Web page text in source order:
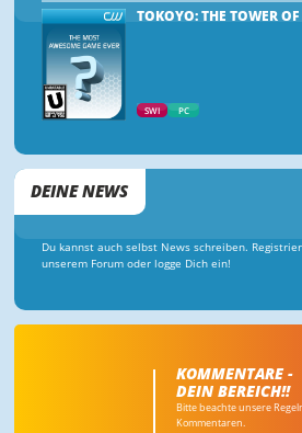
TOKOYO: THE TOWER OF
SWI PC
DEINE NEWS
Du kannst auch selbst News schreiben.
unserem Forum oder logge Dich ein!
KOMMENTARE -
DEIN BEREICH!!
Bitte beachte unsere
Kommentaren.